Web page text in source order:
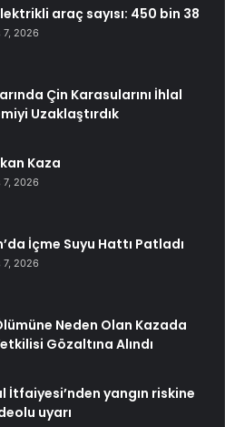
araç sayısı: 450 bin 38
7, 2026
Çin Karasularını İhlal
Uzaklaştırdık
Kaza
7, 2026
İçme Suyu Hattı Patladı
7, 2026
Neden Olan Kazada
Gözaltına Alındı
İtfaiyesi’nden yangın riskine
uyarı